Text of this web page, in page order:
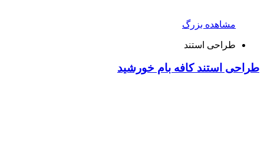
مشاهده بزرگ
طراحی استند
طراحی استند کافه بام خورشید